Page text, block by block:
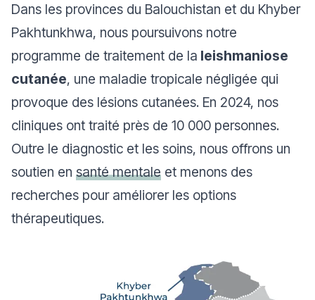
Dans les provinces du Balouchistan et du Khyber
Pakhtunkhwa, nous poursuivons notre
programme de traitement de la leishmaniose
cutanée, une maladie tropicale négligée qui
provoque des lésions cutanées. En 2024, nos
cliniques ont traité près de 10 000 personnes.
Outre le diagnostic et les soins, nous offrons un
soutien en santé mentale et menons des
recherches pour améliorer les options
thérapeutiques.